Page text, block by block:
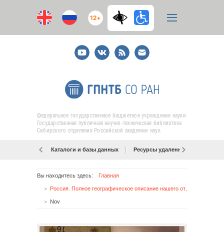
12+
YoutubeВКонтакте
RSS
E-
mail
подписка
Федеральное государственное бюджетное учреждение науки
Государственная публичная научно-техническая библиотека
Сибирского отделения Российской академии наук
Каталоги и базы данных Ресурсы удаленного доступа
Вы находитесь здесь: Главная
Nov